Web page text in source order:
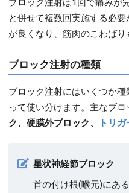
と併せて複数回実施する必
が良くなり、筋肉のこわばり
ブロック注射の種類
ブロック注射にはいくつか
って使い分けます。主なブロ
ク、硬膜外ブロック、
トリ
星状神経節ブロック
首の付け根(喉元)にあ